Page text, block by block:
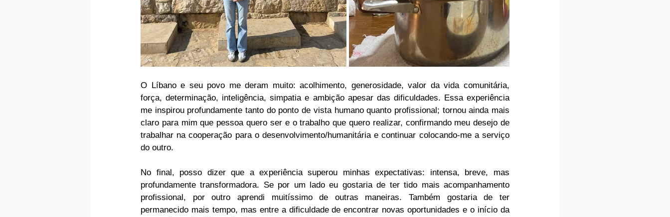
O Líbano e seu povo me deram muito: acolhimento, generosidade, valor da vida comunitária,
força, determinação, inteligência, simpatia e ambição apesar das dificuldades. Essa experiência
me inspirou profundamente tanto do ponto de vista humano quanto profissional; tornou ainda mais
claro para mim que pessoa quero ser e o trabalho que quero realizar, confirmando meu desejo de
trabalhar na cooperação para o desenvolvimento/humanitária e continuar colocando-me a serviço
do outro.
No final, posso dizer que a experiência superou minhas expectativas: intensa, breve, mas
profundamente transformadora. Se por um lado eu gostaria de ter tido mais acompanhamento
profissional, por outro aprendi muitíssimo de outras maneiras. Também gostaria de ter
permanecido mais tempo, mas entre a dificuldade de encontrar novas oportunidades e o início da